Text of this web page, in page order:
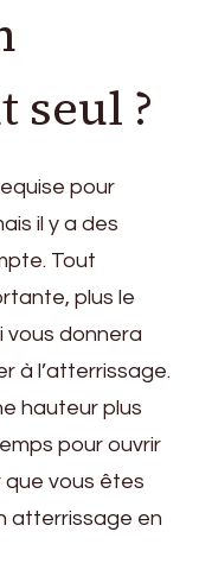
seul ?
pour
il y a des
Tout
plus le
vous donnera
à l’atterrissage.
hauteur plus
pour ouvrir
vous êtes
atterrissage en